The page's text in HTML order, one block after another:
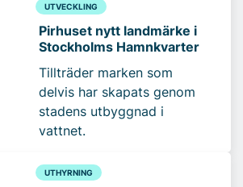
UTVECKLING
Pirhuset nytt landmärke i
Stockholms Hamnkvarter
Tillträder marken som
delvis har skapats genom
stadens utbyggnad i
vattnet.
UTHYRNING